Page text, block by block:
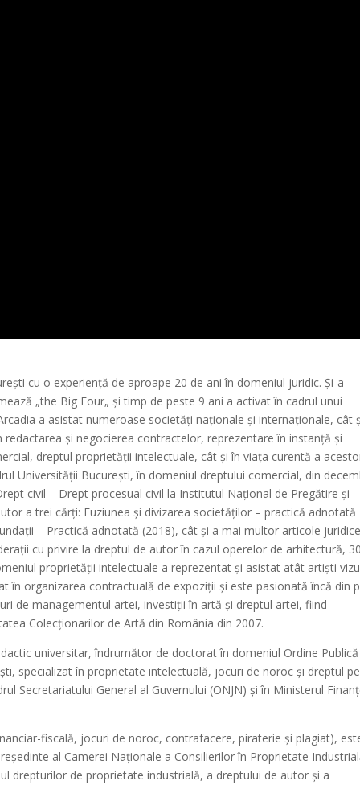
cu o experiență de aproape 20 de ani în domeniul juridic. Și-a
„the Big Four„ și timp de peste 9 ani a activat în cadrul unui
a asistat numeroase societăți naționale și internaționale, cât
și negocierea contractelor, reprezentare în instanță și
dreptul proprietății intelectuale, cât și în viața curentă a
Universității București, în domeniul dreptului comercial, din
civil – Drept procesual civil la Institutul Național de Pregătire și
a trei cărți: Fuziunea și divizarea societăților – practică adnotată
– Practică adnotată (2018), cât și a mai multor articole
cu privire la dreptul de autor în cazul operelor de arhitectură,
proprietății intelectuale a reprezentat și asistat atât artiști
în organizarea contractuală de expoziții și este pasionată încă din
de managementul artei, investiții în artă și dreptul artei, fiind
Colecționarilor de Artă din România din 2007.
universitar, îndrumător de doctorat în domeniul Ordine
specializat în proprietate intelectuală, jocuri de noroc și dreptul
Secretariatului General al Guvernului (ONJN) și în Ministerul
fiscală, jocuri de noroc, contrafacere, piraterie și plagiat),
al Camerei Naționale a Consilierilor în Proprietate
drepturilor de proprietate industrială, a dreptului de autor și a